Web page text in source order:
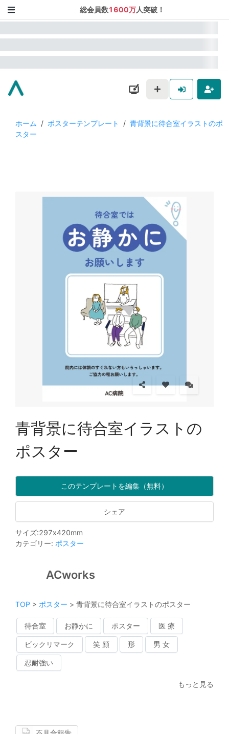
総会員数1600万人突破！
ホーム / ポスターテンプレート / 青背景に待合室イラストのポ
スター
青背景に待合室イラストの
ポスター
このテンプレートを編集（無料）
シェア
サイズ:297x420mm
カテゴリー: ポスター
ACworks
TOP > ポスター > 青背景に待合室イラストのポスター
待合室 お静かに ポスター 医 療
ビックリマーク 笑 顔 形 男 女
忍耐強い
もっと見る